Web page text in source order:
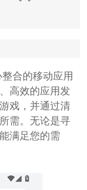
合的移动应用
高效的应用发
戏，并通过清
需。无论是寻
满足您的需